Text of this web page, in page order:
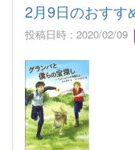
2月9日のおすす
投稿日時 : 2020/02/09